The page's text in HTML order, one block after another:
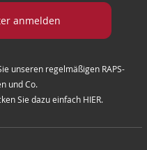
anmelden
unseren regelmäßigen RAPS-
und Co.
Sie dazu einfach HIER.